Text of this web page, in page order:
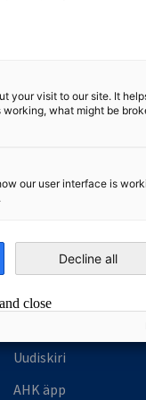
Germany
Kaubanduskojast
Saksa-Balti
Uudiskiri
AHK äpp
your visit to our site. It
working, what might be
our user interface is
Decline all
close